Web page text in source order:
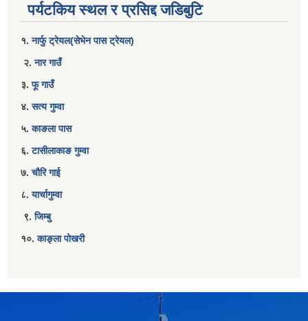
पर्यटकिय स्थल र प्रसिद्द जडिबुटि
१.नार्फु ट्रेयल(सेभेन पास ट्रेयल)
२.नार गाउँ
३.फू गाउँ
४.सत्य गुम्वा
५.काङला पास
६.टासीलाकाङ गुम्वा
७.चौरि गाई
८.यार्चागुम्वा
९.जिम्बु
१०.काङ्ला पोखरी